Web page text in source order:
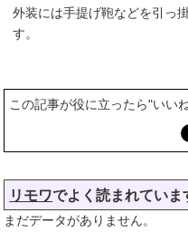
外装には手提げ鞄などを引っ
す。
この記事が役に立ったら"いい
リモワでよく読まれていま
まだデータがありません。